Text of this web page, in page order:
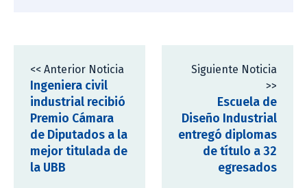
<< Anterior Noticia
Ingeniera civil
industrial recibió
Premio Cámara
de Diputados a la
mejor titulada de
la UBB
Siguiente Noticia
>>
Escuela de
Diseño Industrial
entregó diplomas
de título a 32
egresados